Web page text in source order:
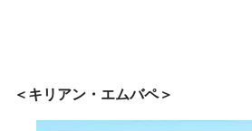
＜キリアン・エムバペ＞